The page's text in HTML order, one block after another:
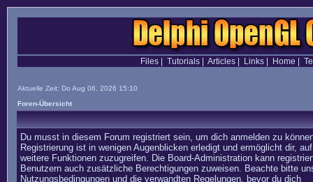
Files| Tutorials| Articles| Links| Home
Aktuelle Zeit: Do Aug 06, 2026 15:10
Foren-Übersicht
Du musst in diesem Forum registriert sein, um dich anmelden zu
Registrierung ist in wenigen Augenblicken erledigt und ermöglicht dir, auf
weitere Funktionen zuzugreifen. Die Board-Administration kann
Benutzern auch zusätzliche Berechtigungen zuweisen. Beachte bitte
Nutzungsbedingungen und die verwandten Regelungen, bevor du dich